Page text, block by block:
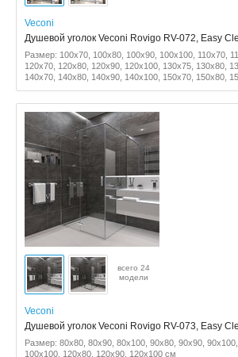
Veconi
Душевой уголок Veconi Rovigo RV-072, Easy
Размер: 100x70, 100x80, 100x90, 100x100, 110x70,
120x70, 120x80, 120x90, 120x100, 130x75, 130x80,
140x70, 140x80, 140x90, 140x100, 150x70, 150x80,
всего 24
модели
Veconi
Душевой уголок Veconi Rovigo RV-073, Easy
Размер: 80x80, 80x90, 80x100, 90x80, 90x90,
100x100, 120x80, 120x90, 120x100 см